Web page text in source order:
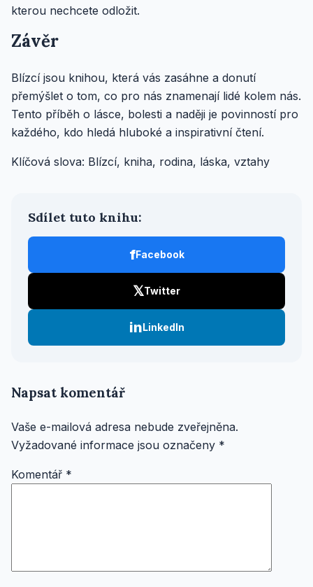
kterou nechcete odložit.
Závěr
Blízcí jsou knihou, která vás zasáhne a donutí
přemýšlet o tom, co pro nás znamenají lidé kolem nás.
Tento příběh o lásce, bolesti a naději je povinností pro
každého, kdo hledá hluboké a inspirativní čtení.
Klíčová slova: Blízcí, kniha, rodina, láska, vztahy
Sdílet tuto knihu:
fFacebook
𝕏Twitter
inLinkedIn
Napsat komentář
Vaše e-mailová adresa nebude zveřejněna.
Vyžadované informace jsou označeny *
Komentář *